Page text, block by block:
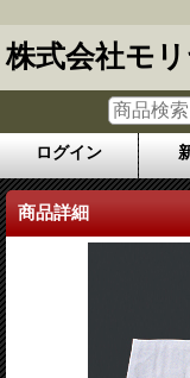
株式会社モ
ログイン
商品詳細